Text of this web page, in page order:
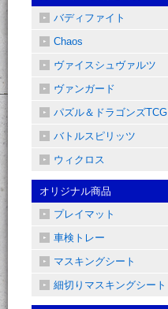
バディファイト
Chaos
ヴァイスシュヴァルツ
ヴァンガード
パズル＆ドラゴンズTCG
バトルスピリッツ
ウィクロス
オリジナル商品
プレイマット
車検トレー
マスキングシート
細切りマスキングシート